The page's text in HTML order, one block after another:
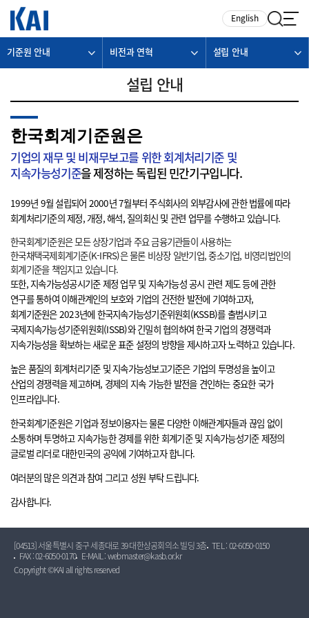
English
기준원 안내 비전과 연혁 설립 안내
설립 안내
한국회계기준원은
기업의 재무 및 비재무보고를 위한 회계처리기준 및
지속가능성기준을 제정하는 독립된 민간기구입니다.
1999년 9월 설립되어 2000년 7월부터 주식회사의 외부감사에 관한 법률에 따라
회계처리기준의 제정, 개정, 해석, 질의회신 및 관련 업무를 수행하고 있습니다.
한국회계기준원은 모든 상장기업과 주요 금융기관들이 사용하는
한국채택국제회계기준(K-IFRS)은 물론 비상장 일반기업, 중소기업, 비영리법인의
회계기준을 책임지고 있습니다.
또한, 지속가능성공시기준 제정 업무 및 지속가능성 공시 관련 제도 등에 관한
연구를 통하여 이해관계인의 보호와 기업의 건전한 발전에 기여하고자,
회계기준원은 2023년에 한국지속가능성기준위원회(KSSB)를 출범시키고
국제지속가능성기준위원회(ISSB)와 긴밀히 협의하여 한국 기업의 경쟁력과
지속가능성을 확보하는 새로운 표준 설정의 방향을 제시하고자 노력하고 있습니다.
높은 품질의 회계처리기준 및 지속가능성보고기준은 기업의 투명성을 높이고
산업의 경쟁력을 제고하며, 경제의 지속 가능한 발전을 견인하는 중요한 국가
인프라입니다.
한국회계기준원은 기업과 정보이용자는 물론 다양한 이해관계자들과 끊임 없이
소통하며 투명하고 지속가능한 경제를 위한 회계기준 및 지속가능성기준 제정의
글로벌 리더로 대한민국의 공익에 기여하고자 합니다.
여러분의 많은 의견과 참여 그리고 성원 부탁 드립니다.
감사합니다.
[04513] 서울특별시 중구 세종대로 39 대한상공회의소 빌딩 3층 TEL : 02-6050-0150
FAX : 02-6050-0170
E-MAIL : webmaster@kasb.or.kr
Copyright ©KAI all rights reserved